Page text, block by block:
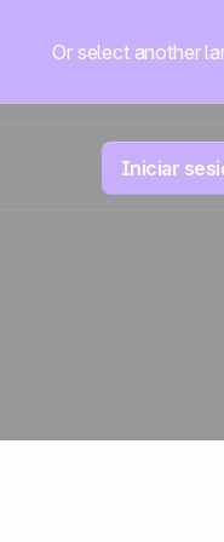
Or select another
Iniciar